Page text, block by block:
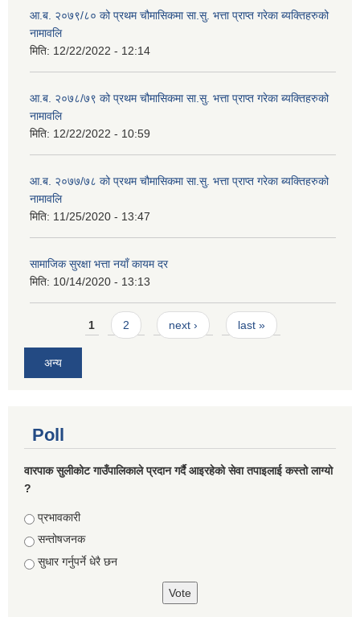
आ.ब. २०७९/८० को प्रथम चौमासिकमा सा.सु. भत्ता प्राप्त गरेका ब्यक्तिहरुको
नामावलि
मिति: 12/22/2022 - 12:14
आ.ब. २०७८/७९ को प्रथम चौमासिकमा सा.सु. भत्ता प्राप्त गरेका ब्यक्तिहरुको
नामावलि
मिति: 12/22/2022 - 10:59
आ.ब. २०७७/७८ को प्रथम चौमासिकमा सा.सु. भत्ता प्राप्त गरेका ब्यक्तिहरुको
नामावलि
मिति: 11/25/2020 - 13:47
सामाजिक सुरक्षा भत्ता नयाँ कायम दर
मिति: 10/14/2020 - 13:13
Pages1 2 next › last »
अन्य
Poll
वारपाक सुलीकोट गाउँपालिकाले प्रदान गर्दै आइरहेको सेवा तपाइलाई कस्तो लाग्यो
?
Choices
प्रभावकारी
सन्तोषजनक
सुधार गर्नुपर्ने धेरै छन